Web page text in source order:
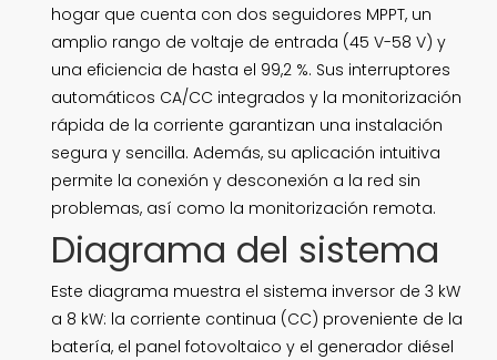
hogar que cuenta con dos seguidores MPPT, un
amplio rango de voltaje de entrada (45 V-58 V) y
una eficiencia de hasta el 99,2 %. Sus interruptores
automáticos CA/CC integrados y la monitorización
rápida de la corriente garantizan una instalación
segura y sencilla. Además, su aplicación intuitiva
permite la conexión y desconexión a la red sin
problemas, así como la monitorización remota.
Diagrama del sistema
Este diagrama muestra el sistema inversor de 3 kW
a 8 kW: la corriente continua (CC) proveniente de la
batería, el panel fotovoltaico y el generador diésel